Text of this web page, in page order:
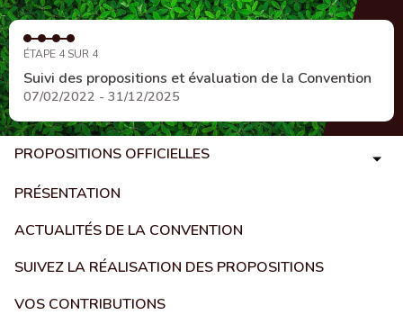
ÉTAPE 4 SUR 4
Suivi des propositions et évaluation de la Convention
07/02/2022 - 31/12/2025
PROPOSITIONS OFFICIELLES
PRÉSENTATION
ACTUALITÉS DE LA CONVENTION
SUIVEZ LA RÉALISATION DES PROPOSITIONS
VOS CONTRIBUTIONS